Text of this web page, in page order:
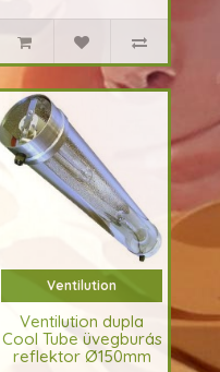
hőmérsékletét
léghűtéssel, lég..
Ventilution
Ventilution dupla
Cool Tube üvegburás
reflektor Ø150mm